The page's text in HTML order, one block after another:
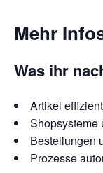
Mehr
Was ihr
Artikel
Shopsysteme
Bestellungen
Prozesse